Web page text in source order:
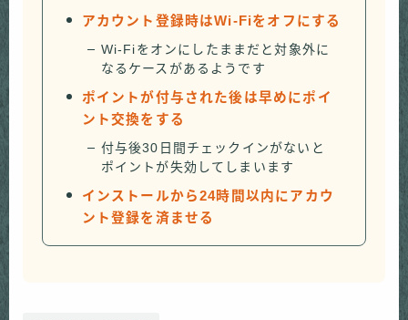
アカウント登録時はWi-Fiをオフにする
Wi-Fiをオンにしたままだと対象外に
なるケースがあるようです
ポイントが付与された後は早めにポイ
ント交換をする
付与後30日間チェックインがないと
ポイントが失効してしまいます
インストールから24時間以内にアカウ
ント登録を済ませる